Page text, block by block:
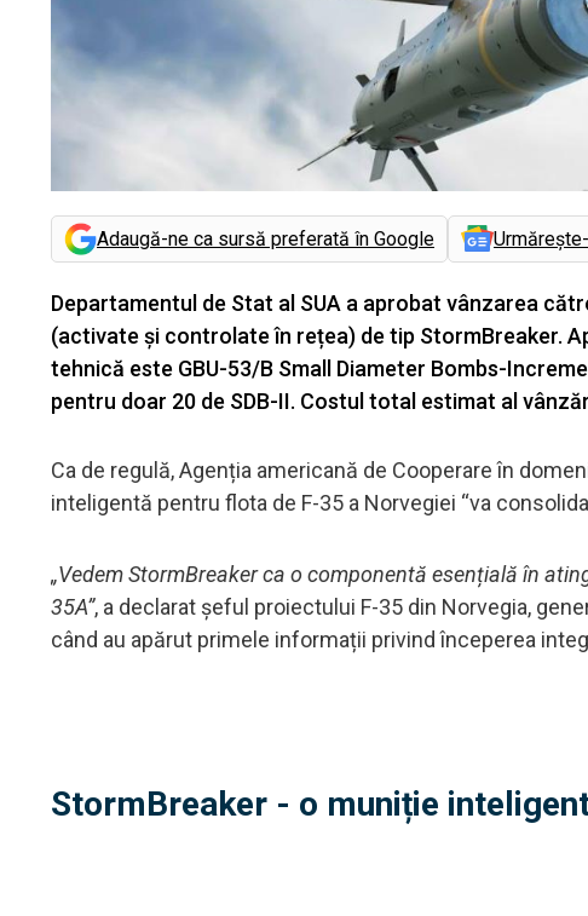
Adaugă-ne ca sursă preferată în Google
Departamentul de Stat al SUA a aprobat vânzarea
(activate și controlate în rețea) de tip StormBreaker.
tehnică este GBU-53/B Small Diameter Bombs-
pentru doar 20 de SDB-II. Costul total estimat al
Ca de regulă, Agenția americană de Cooperare în
inteligentă pentru flota de F-35 a Norvegiei “va
„Vedem StormBreaker ca o componentă esențială în
35A”, a declarat șeful proiectului F-35 din Norvegia,
când au apărut primele informații privind începerea
StormBreaker - o muniție